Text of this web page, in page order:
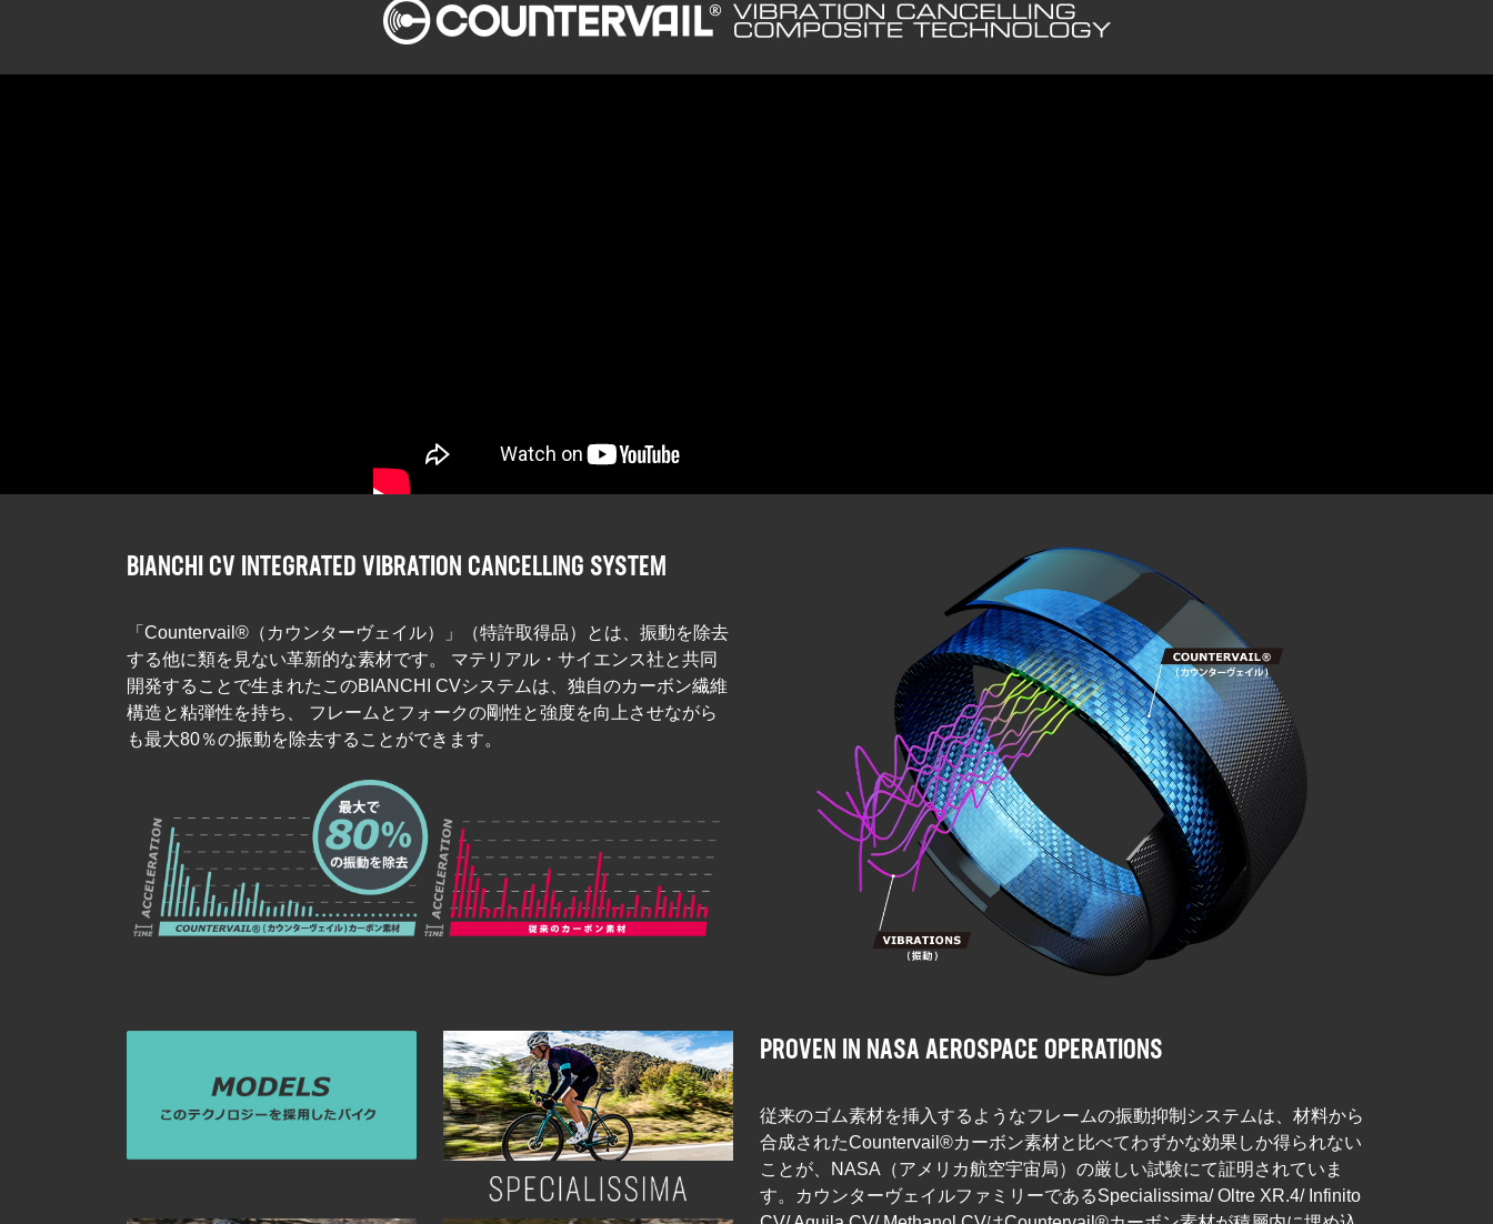
BIANCHI CV INTEGRATED VIBRATION CANCELLING SYSTEM
「Countervail®（カウンターヴェイル）」（特許取得品）とは、振動を除去
する他に類を見ない革新的な素材です。 マテリアル・サイエンス社と共同
開発することで生まれたこのBIANCHI CVシステムは、独自のカーボン繊維
構造と粘弾性を持ち、 フレームとフォークの剛性と強度を向上させながら
も最大80％の振動を除去することができます。
PROVEN IN NASA AEROSPACE OPERATIONS
従来のゴム素材を挿入するようなフレームの振動抑制システムは、材料から
合成されたCountervail®カーボン素材と比べてわずかな効果しか得られない
ことが、NASA（アメリカ航空宇宙局）の厳しい試験にて証明されていま
す。カウンターヴェイルファミリーであるSpecialissima/ Oltre XR.4/ Infinito